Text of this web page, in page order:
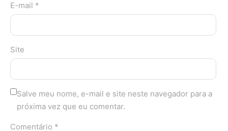
E-mail *
Site
Salve meu nome, e-mail e site neste navegador para a
próxima vez que eu comentar.
Comentário *